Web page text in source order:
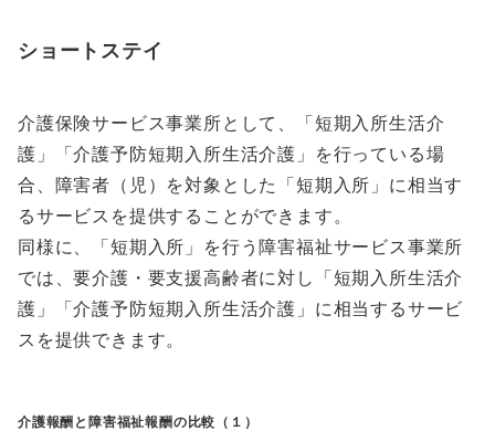
ショートステイ
介護保険サービス事業所として、「短期入所生活介
護」「介護予防短期入所生活介護」を行っている場
合、障害者（児）を対象とした「短期入所」に相当す
るサービスを提供することができます。
同様に、「短期入所」を行う障害福祉サービス事業所
では、要介護・要支援高齢者に対し「短期入所生活介
護」「介護予防短期入所生活介護」に相当するサービ
スを提供できます。
介護報酬と障害福祉報酬の比較（１）